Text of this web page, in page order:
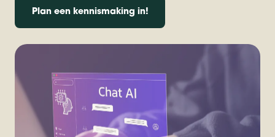
Plan een kennismaking in!